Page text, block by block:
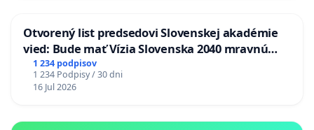
Otvorený list predsedovi Slovenskej akadémie
vied: Bude mať Vízia Slovenska 2040 mravnú
chrbticu?
1 234 podpisov
1 234 Podpisy / 30 dni
16 Jul 2026